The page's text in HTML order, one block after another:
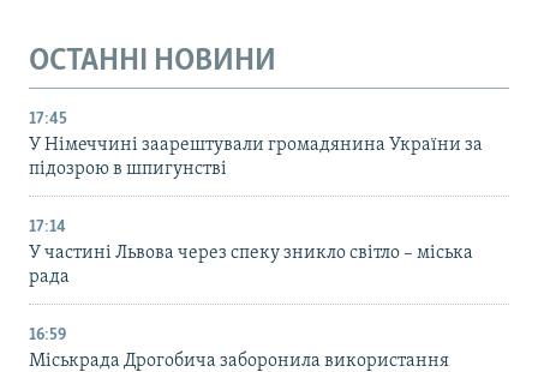
ОСТАННІ НОВИНИ
17:45
У Німеччині заарештували громадянина України за
підозрою в шпигунстві
17:14
У частині Львова через спеку зникло світло – міська
рада
16:59
Міськрада Дрогобича заборонила використання